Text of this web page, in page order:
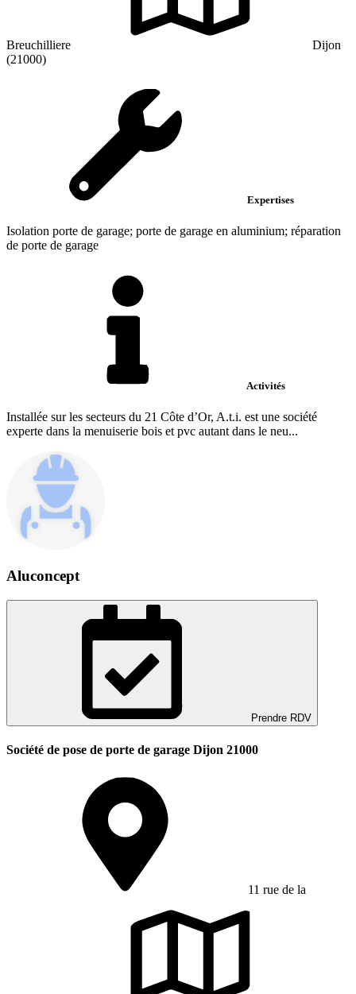
Breuchilliere
Dijon
(21000)
Expertises
Isolation porte de garage; porte de garage en aluminium; réparation
de porte de garage
Activités
Installée sur les secteurs du 21 Côte d’Or, A.t.i. est une société
experte dans la menuiserie bois et pvc autant dans le neu...
Aluconcept
Prendre RDV
Société de pose de porte de garage Dijon 21000
11 rue de la